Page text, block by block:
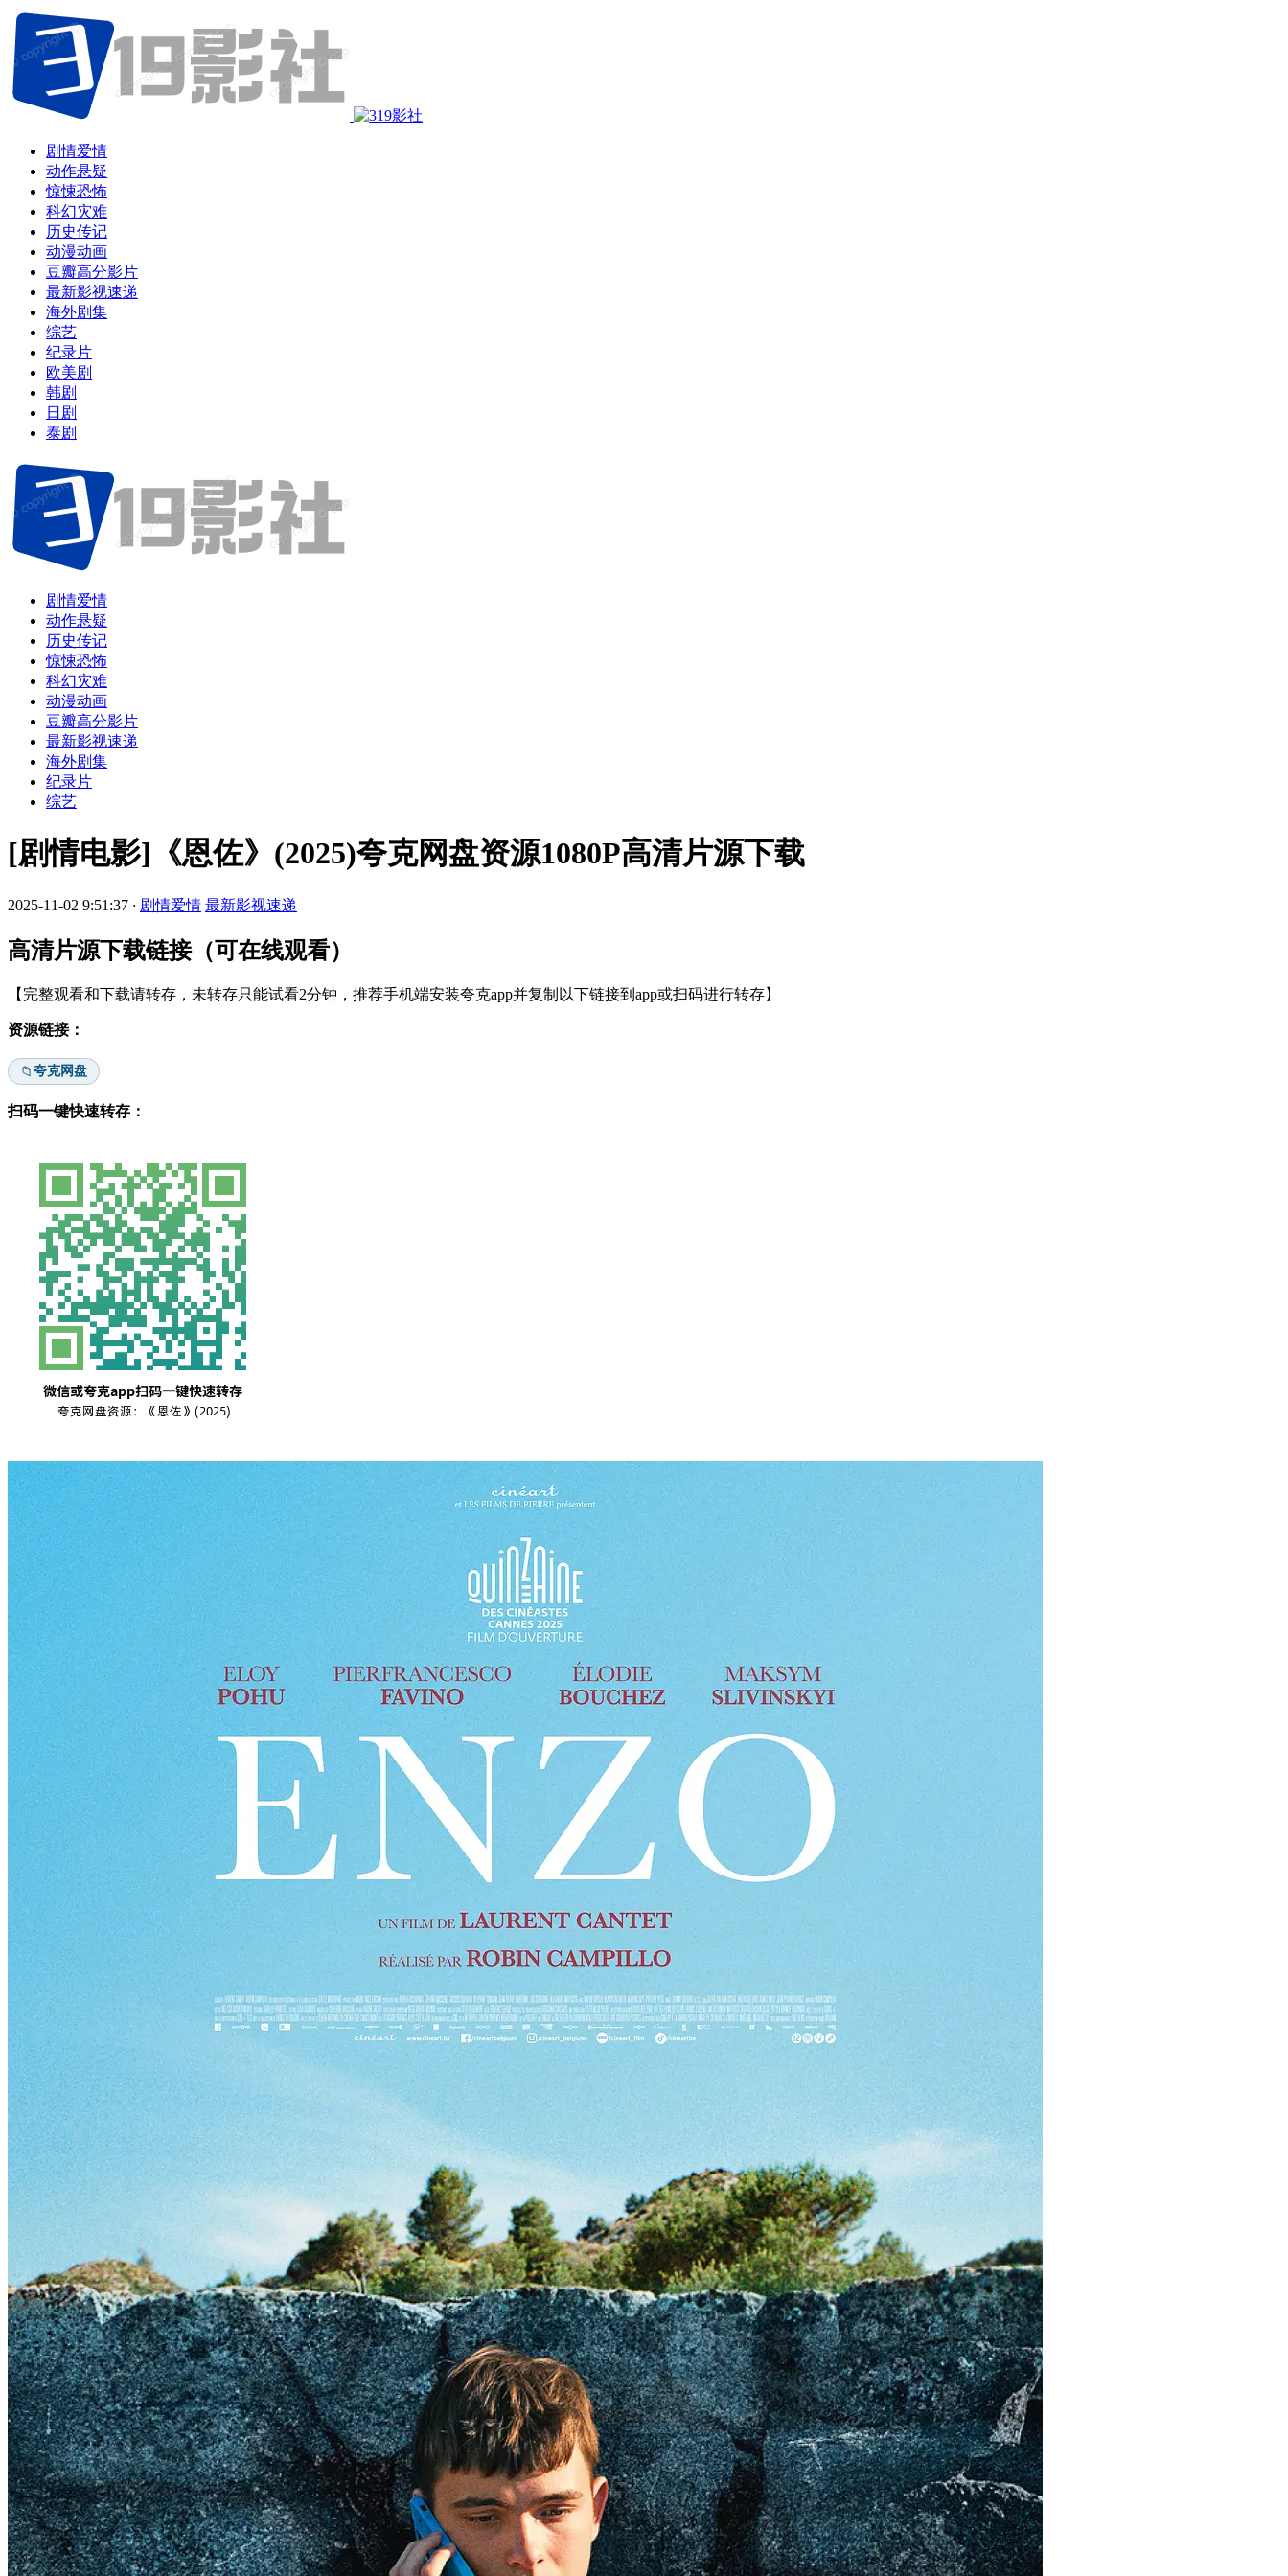
剧情爱情
动作悬疑
惊悚恐怖
科幻灾难
历史传记
动漫动画
豆瓣高分影片
最新影视速递
海外剧集
综艺
纪录片
欧美剧
韩剧
日剧
泰剧
剧情爱情
动作悬疑
历史传记
惊悚恐怖
科幻灾难
动漫动画
豆瓣高分影片
最新影视速递
海外剧集
纪录片
综艺
[剧情电影]《恩佐》(2025)夸克网盘资源1080P高清片源下载
2025-11-02 9:51:37 · 剧情爱情 最新影视速递
高清片源下载链接（可在线观看）
【完整观看和下载请转存，未转存只能试看2分钟，推荐手机端安装夸克app并复制以下链接到app或扫码进行转存】
资源链接：
📁夸克网盘
扫码一键快速转存：